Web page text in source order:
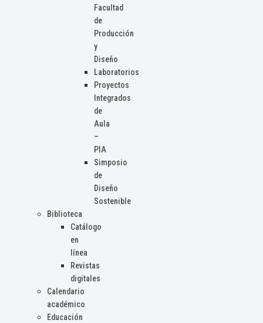
Facultad
de
Producción
y
Diseño
Laboratorios
Proyectos
Integrados
de
Aula
–
PIA
Simposio
de
Diseño
Sostenible
Biblioteca
Catálogo
en
línea
Revistas
digitales
Calendario
académico
Educación